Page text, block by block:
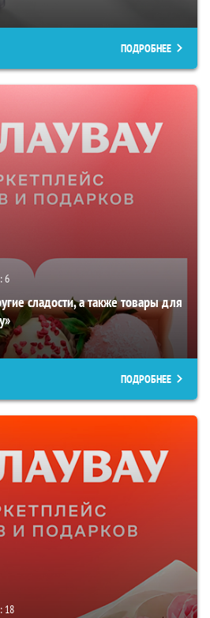
ПОДРОБНЕЕ
6
сладости, а также товары для
ПОДРОБНЕЕ
18